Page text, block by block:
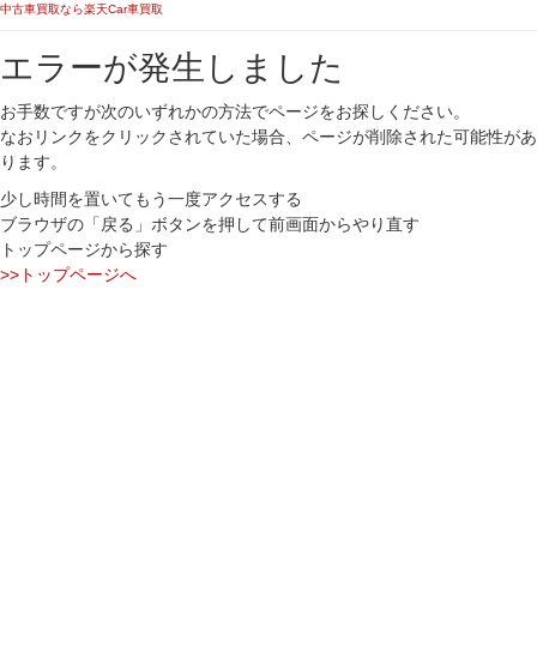
中古車買取なら楽天Car車買取
エラーが発生しました
お手数ですが次のいずれかの方法でページをお探しください。
なおリンクをクリックされていた場合、ページが削除された可能性があ
ります。
少し時間を置いてもう一度アクセスする
ブラウザの「戻る」ボタンを押して前画面からやり直す
トップページから探す
>>トップページへ